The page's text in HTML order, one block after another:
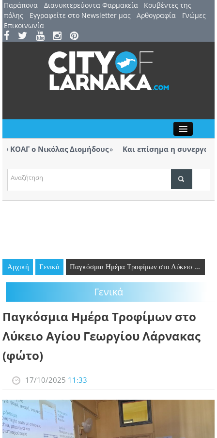
Παράπονα Διανυκτερεύοντα Φαρμακεία
Kουβέντες της
πόλης
Εγγραφείτε στο Newsletter μας Αρθογραφία
Γνώμες
Επικοινωνία
ΤΟΠΙΚΑ ΝΕΑ
ΘΕΣΕΙΣ ΕΡΓΑΣΙΑΣ
ΠΡΟΣΩΠΑ
ΛΑΡΝΑΚΑ 2030
ο Νικόλας Διομήδους Και επίσημα η συνεργασία
πόρισμα για την πυρκαγιά στο πεδίο
ευθύνες, αυτές θα αποδοθούν»
Αρχική Γενικά Παγκόσμια Ημέρα Τροφίμων στο Λύκειο ...
Γενικά
Παγκόσμια Ημέρα Τροφίμων στο
Λύκειο Αγίου Γεωργίου Λάρνακας
(φώτο)
17/10/2025 11:33